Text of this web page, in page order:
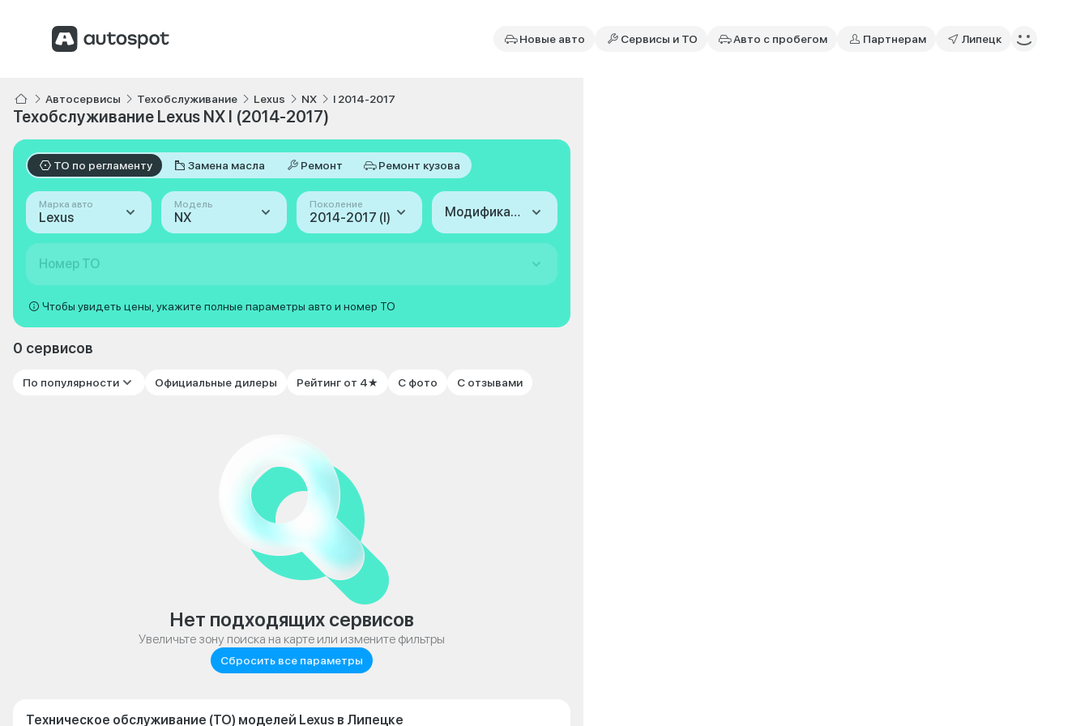
Новые авто Сервисы и ТО Авто с пробегом Партнерам Липецк
Автосервисы Техобслуживание Lexus NX I 2014-2017
Техобслуживание Lexus NX I (2014-2017)
ТО по регламенту Замена масла Ремонт Ремонт кузова
Марка авто
Lexus
Модель
NX
Поколение
2014-2017 (I) Модификация
Номер ТО
Чтобы увидеть цены, укажите полные параметры авто и номер ТО
0 сервисов
По популярности Официальные дилеры Рейтинг от 4★ С фото С отзывами
Нет подходящих сервисов
Увеличьте зону поиска на карте или измените фильтры
Сбросить все параметры
Техническое обслуживание (ТО) моделей Lexus в Липецке